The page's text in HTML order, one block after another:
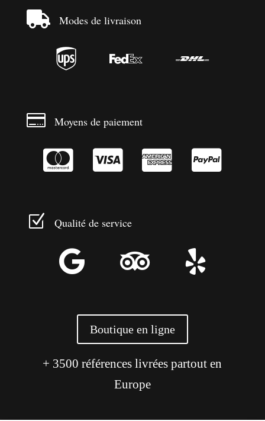
 Modes de livraison
  
 Moyens de paiement
   
Z Qualité de service
  
Boutique en ligne
+ 3500 références livrées partout en
Europe